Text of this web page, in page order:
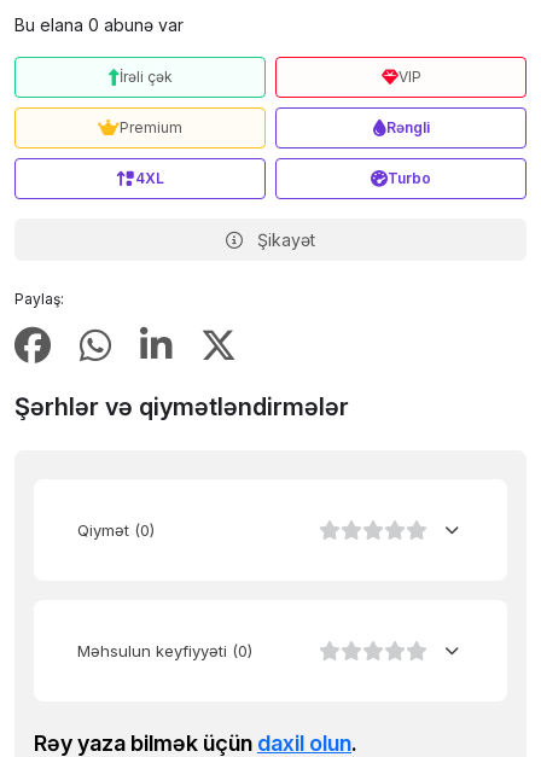
Bu elana 0 abunə var
Paylaş:
İrəli çək VIP
Premium Rəngli
4XL Turbo
Şikayət
Şərhlər və qiymətləndirmələr
Qiymət (0)
Məhsulun keyfiyyəti (0)
Rəy yaza bilmək üçün daxil olun.